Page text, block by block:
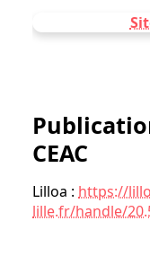
CEAC
Lilloa : https://
lille.fr/handle/